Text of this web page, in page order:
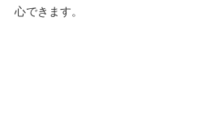
心できます。